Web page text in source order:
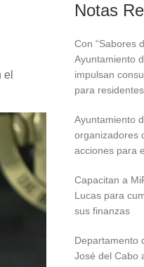
Notas
Con “Sabores
Ayuntamiento
impulsan
para
Ayuntamiento
organizadores
acciones para
Capacitan a
Lucas para
sus finanzas
Departamento
José del Cabo